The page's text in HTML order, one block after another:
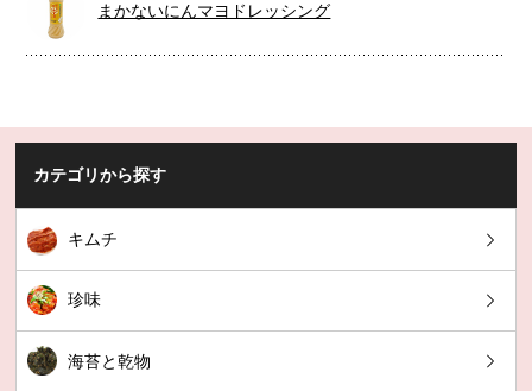
まかないにんマヨドレッシング
カテゴリから探す
キムチ
珍味
海苔と乾物